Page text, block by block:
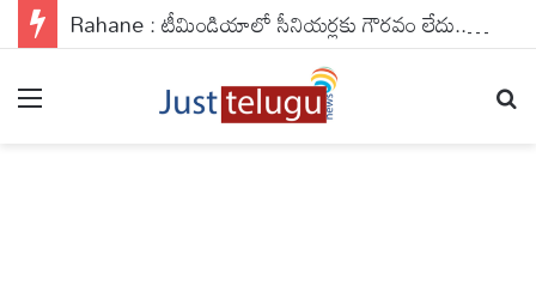
Rahane : టీమిండియాలో సీనియర్లకు గౌరవం లేదు.. గౌతమ్ గంభీర్‌కు గట్టిగానే ఇచ్చిపడేసిన రహానే